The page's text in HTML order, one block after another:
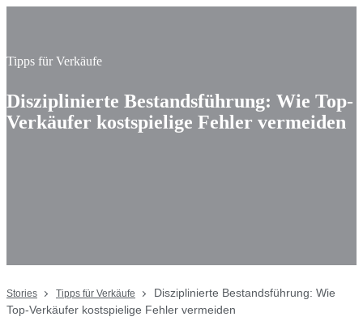
Tipps für Verkäufe
Disziplinierte Bestandsführung: Wie Top-
Verkäufer kostspielige Fehler vermeiden
Stories Tipps für Verkäufe
Disziplinierte Bestandsführung: Wie
Top-Verkäufer kostspielige Fehler vermeiden